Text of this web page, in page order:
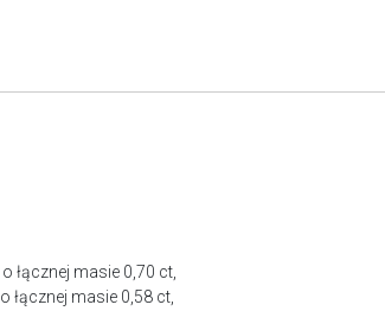
łącznej masie 0,70 ct,
łącznej masie 0,58 ct,